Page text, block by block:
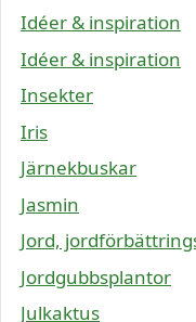
Idéer & inspiration
Idéer & inspiration
Insekter
Iris
Järnekbuskar
Jasmin
Jord,
Jordgubbsplantor
Julkaktus